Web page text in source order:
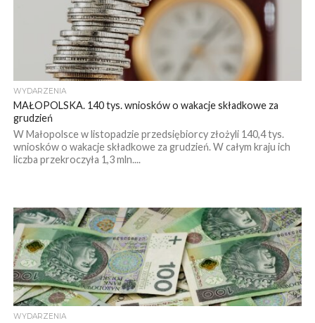
WYDARZENIA
MAŁOPOLSKA. 140 tys. wniosków o wakacje składkowe za
grudzień
W Małopolsce w listopadzie przedsiębiorcy złożyli 140,4 tys.
wniosków o wakacje składkowe za grudzień. W całym kraju ich
liczba przekroczyła 1,3 mln....
WYDARZENIA